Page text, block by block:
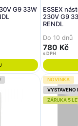
G9 33W
ESSEX
230V G9
RENDL
Do 10 dnů
780 Kč
s DPH
NOVINKA
VYSTAVENO
ZÁRUKA 5